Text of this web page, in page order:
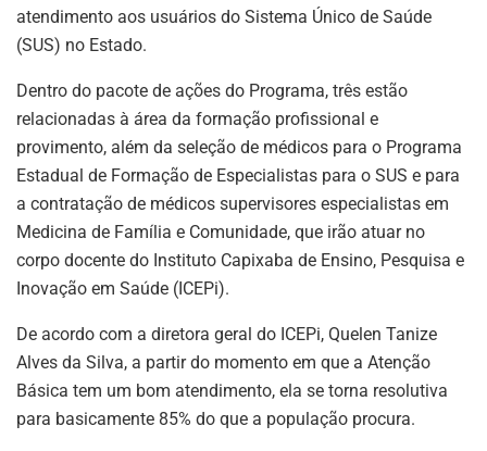
atendimento aos usuários do Sistema Único de Saúde
(SUS) no Estado.
Dentro do pacote de ações do Programa, três estão
relacionadas à área da formação profissional e
provimento, além da seleção de médicos para o Programa
Estadual de Formação de Especialistas para o SUS e para
a contratação de médicos supervisores especialistas em
Medicina de Família e Comunidade, que irão atuar no
corpo docente do Instituto Capixaba de Ensino, Pesquisa e
Inovação em Saúde (ICEPi).
De acordo com a diretora geral do ICEPi, Quelen Tanize
Alves da Silva, a partir do momento em que a Atenção
Básica tem um bom atendimento, ela se torna resolutiva
para basicamente 85% do que a população procura.